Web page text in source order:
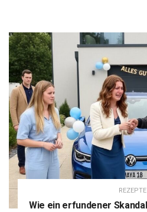
REZEPTE
Wie ein erfundener